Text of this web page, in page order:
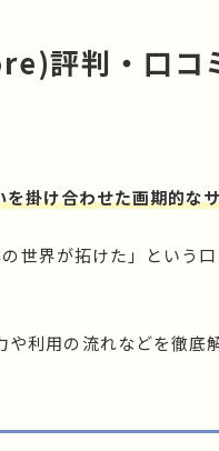
評判・口コ
を掛け合わせた画期的な
世界が拓けた」という
利用の流れなどを徹底